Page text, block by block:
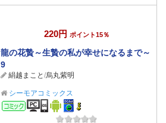
220円 ポイント15％
龍の花贄～生贄の私が幸せになるまで～
9
絹越まこと /烏丸紫明
シーモアコミックス
コミック